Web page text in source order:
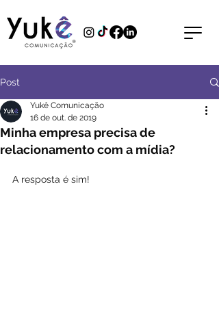
Post
Minha empresa precisa de
relacionamento com a mídia?
Yukê Comunicação
16 de out. de 2019
A resposta é sim!